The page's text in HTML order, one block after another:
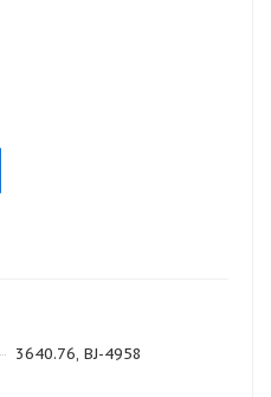
3640.76, BJ-4958